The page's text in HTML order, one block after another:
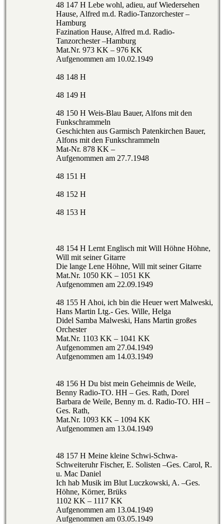
48 147 H Lebe wohl, adieu, auf Wiedersehen
Hause, Alfred m.d. Radio-Tanzorchester –
Hamburg
Fazination Hause, Alfred m.d. Radio-
Tanzorchester –Hamburg
Mat.Nr. 973 KK – 976 KK
Aufgenommen am 10.02.1949
48 148 H
48 149 H
48 150 H Weis-Blau Bauer, Alfons mit den
Funkschrammeln
Geschichten aus Garmisch Patenkirchen Bauer,
Alfons mit den Funkschrammeln
Mat-Nr. 878 KK –
Aufgenommen am 27.7.1948
48 151 H
48 152 H
48 153 H
48 154 H Lernt Englisch mit Will Höhne Höhne,
Will mit seiner Gitarre
Die lange Lene Höhne, Will mit seiner Gitarre
Mat.Nr. 1050 KK – 1051 KK
Aufgenommen am 22.09.1949
48 155 H Ahoi, ich bin die Heuer wert Malweski,
Hans Martin Ltg.- Ges. Wille, Helga
Didel Samba Malweski, Hans Martin großes
Orchester
Mat.Nr. 1103 KK – 1041 KK
Aufgenommen am 27.04.1949
Aufgenommen am 14.03.1949
48 156 H Du bist mein Geheimnis de Weile,
Benny Radio-TO. HH – Ges. Rath, Dorel
Barbara de Weile, Benny m. d. Radio-TO. HH –
Ges. Rath,
Mat.Nr. 1093 KK – 1094 KK
Aufgenommen am 13.04.1949
48 157 H Meine kleine Schwi-Schwa-
Schweiteruhr Fischer, E. Solisten –Ges. Carol, R.
u. Mac Daniel
Ich hab Musik im Blut Luczkowski, A. –Ges.
Höhne, Körner, Brüks
1102 KK – 1117 KK
Aufgenommen am 13.04.1949
Aufgenommen am 03.05.1949